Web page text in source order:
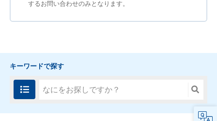
するお問い合わせのみとなります。
キーワードで探す